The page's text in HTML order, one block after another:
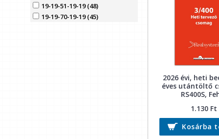
19-19-51-19-19 (48)
19-19-70-19-19 (45)
2026 évi, heti
éves utántöltő
RS400S,
1.130 Ft
Kosárba